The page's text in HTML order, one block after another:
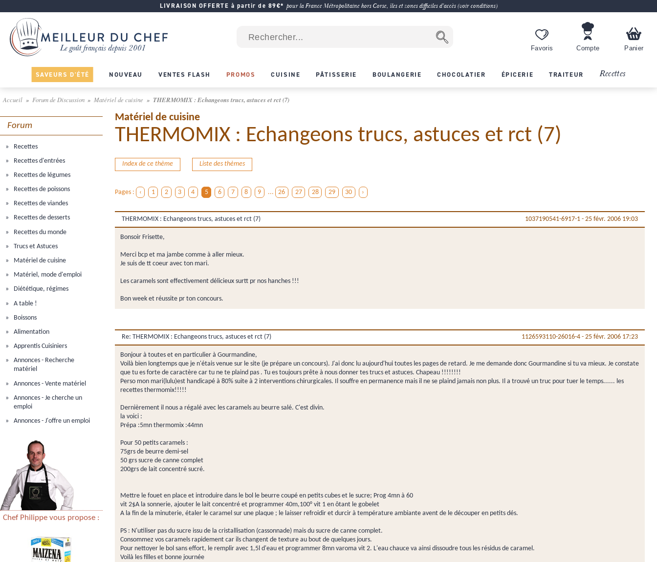
LIVRAISON OFFERTE à partir de 89€* pour la France Métropolitaine hors Corse, îles et zones difficiles d'accès (voir conditions)
Favoris Compte Panier
SAVEURS D'ÉTÉ NOUVEAU VENTES FLASH PROMOS CUISINE PÂTISSERIE BOULANGERIE CHOCOLATIER ÉPICERIE TRAITEUR Recettes
Accueil Forum de Discussion Matériel de cuisine THERMOMIX : Echangeons trucs, astuces et rct (7)
Forum
Recettes
Recettes d'entrées
Recettes de légumes
Recettes de poissons
Recettes de viandes
Recettes de desserts
Recettes du monde
Trucs et Astuces
Matériel de cuisine
Matériel, mode d'emploi
Diététique, régimes
A table !
Boissons
Alimentation
Apprentis Cuisiniers
Annonces - Recherche
matériel
Annonces - Vente matériel
Annonces - Je cherche un
emploi
Annonces - J'offre un emploi
Chef Philippe vous propose :
Matériel de cuisine
THERMOMIX : Echangeons trucs, astuces et rct (7)
Index de ce thème Liste des thèmes
Pages : ‹ 1 2 3 4 5 6 7 8 9 ... 26 27 28 29 30 ›
THERMOMIX : Echangeons trucs, astuces et rct (7) 1037190541-6917-1 - 25 févr. 2006 19:03
Bonsoir Frisette,
Merci bcp et ma jambe comme à aller mieux.
Je suis de tt coeur avec ton mari.
Les caramels sont effectivement délicieux surtt pr nos hanches !!!
Bon week et réussite pr ton concours.
Re: THERMOMIX : Echangeons trucs, astuces et rct (7) 1126593110-26016-4 - 25 févr. 2006 17:23
Bonjour à toutes et en particulier à Gourmandine,
Voilà bien longtemps que je n'étais venue sur le site (je prépare un concours). J'ai donc lu aujourd'hui toutes les pages de retard. Je me demande donc Gourmandine si tu va mieux. Je constate
que tu es forte de caractère car tu ne te plaind pas . Tu es toujours prête à nous donner tes trucs et astuces. Chapeau !!!!!!!!
Perso mon mari(lulu)est handicapé à 80% suite à 2 interventions chirurgicales. Il souffre en permanence mais il ne se plaind jamais non plus. Il a trouvé un truc pour tuer le temps...... les
recettes thermomix!!!!!
Dernièrement il nous a régalé avec les caramels au beurre salé. C'est divin.
la voici :
Prépa :5mn thermomix :44mn
Pour 50 petits caramels :
75grs de beurre demi-sel
50 grs sucre de canne complet
200grs de lait concentré sucré.
Mettre le fouet en place et introduire dans le bol le beurre coupé en petits cubes et le sucre; Prog 4mn à 60
vit 2$A la sonnerie, ajouter le lait concentré et programmer 40m,100° vit 1 en ôtant le gobelet
A la fin de la minuterie, étaler le caramel sur une plaque ; le laisser refroidir et durcir à température ambiante avent de le découper en petits dés.
PS : N'utiliser pas du sucre issu de la cristallisation (cassonnade) mais du sucre de canne complet.
Consommez vos caramels rapidement car ils changent de texture au bout de quelques jours.
Pour nettoyer le bol sans effort, le remplir avec 1,5l d'eau et programmer 8mn varoma vit 2. L'eau chauce va ainsi dissoudre tous les résidus de caramel.
Voilà les filles et bonne journée